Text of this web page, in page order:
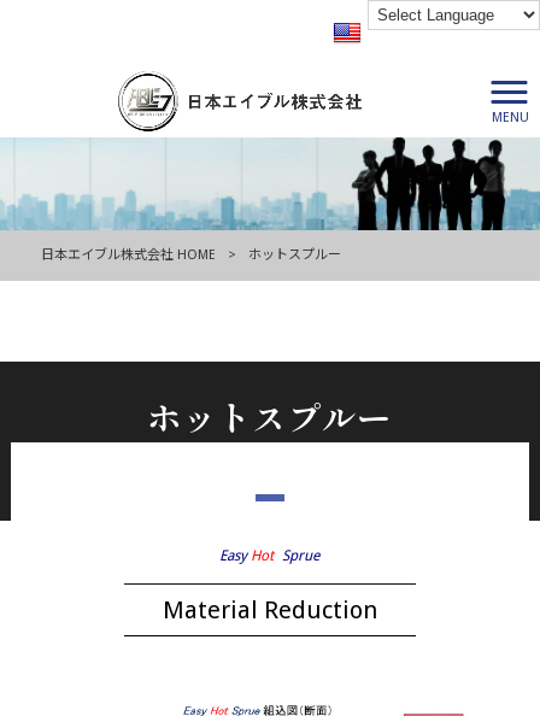
MENU
日本エイブル株式会社 HOME > ホットスプルー
ホットスプルー
Easy Hot Sprue
Material Reduction